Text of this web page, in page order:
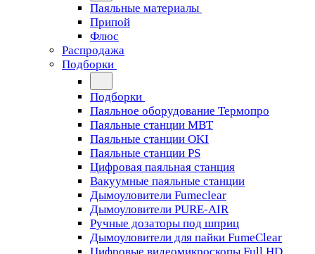
Паяльные материалы
Припой
Флюс
Распродажа
Подборки
Подборки
Паяльное оборудование Термопро
Паяльные станции MBT
Паяльные станции OKI
Паяльные станции PS
Цифровая паяльная станция
Вакуумные паяльные станции
Дымоуловители Fumeclear
Дымоуловители PURE-AIR
Ручные дозаторы под шприц
Дымоуловители для пайки FumeClear
Цифровые видеомикроскопы Full HD